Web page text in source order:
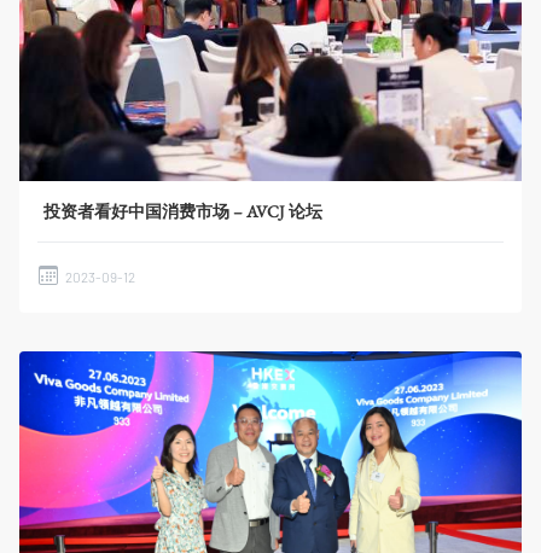
投资者看好中国消费市场 – AVCJ 论坛
2023-09-12